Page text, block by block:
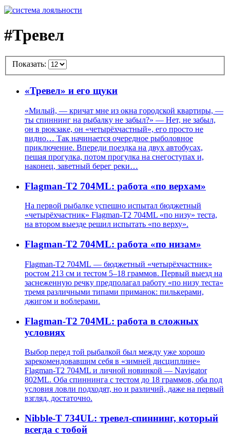
#Тревел
Показать:
«Тревел» и его щуки
«Милый, — кричат мне из окна городской квартиры, —
ты спиннинг на рыбалку не забыл?» — Нет, не забыл,
он в рюкзаке, он «четырёхчастный», его просто не
видно… Так начинается очередное рыболовное
приключение. Впереди поездка на двух автобусах,
пешая прогулка, потом прогулка на снегоступах и,
наконец, заветный берег реки…
Flagman-T2 704ML: работа «по верхам»
На первой рыбалке успешно испытал бюджетный
«четырёхчастник» Flagman-T2 704ML «по низу» теста,
на втором выезде решил испытать «по верху».
Flagman-T2 704ML: работа «по низам»
Flagman-T2 704ML — бюджетный «четырёхчастник»
ростом 213 см и тестом 5–18 граммов. Первый выезд на
заснеженную речку предполагал работу «по низу теста»
тремя различными типами приманок: пилькерами,
джигом и воблерами.
Flagman-T2 704ML: работа в сложных
условиях
Выбор перед той рыбалкой был между уже хорошо
зарекомендовавшим себя в «зимней дисциплине»
Flagman-T2 704ML и личной новинкой — Navigator
802ML. Оба спиннинга с тестом до 18 граммов, оба под
условия ловли подходят, но и различий, даже на первый
взгляд, достаточно.
Nibble-T 734UL: тревел-спиннинг, который
всегда с тобой